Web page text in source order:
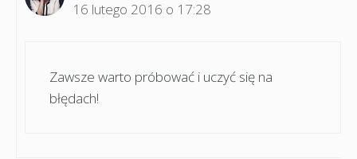
16 lutego 2016 o 17:28
Zawsze warto próbować i uczyć się na
błędach!